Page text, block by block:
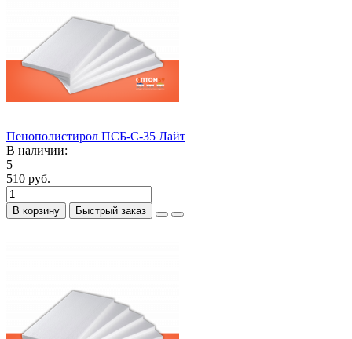
Пенополистирол ПСБ-С-35 Лайт
В наличии:
5
510 руб.
В корзину Быстрый заказ